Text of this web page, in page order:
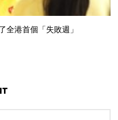
全港首個「失敗週」